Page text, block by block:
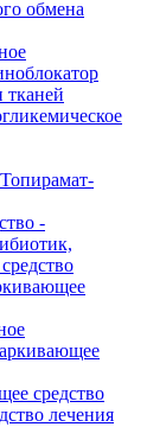
обмена
тканей
Топирамат-
-
средство
лечения